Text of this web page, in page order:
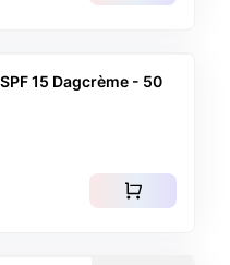
15 Dagcrème - 50
shopping_cart